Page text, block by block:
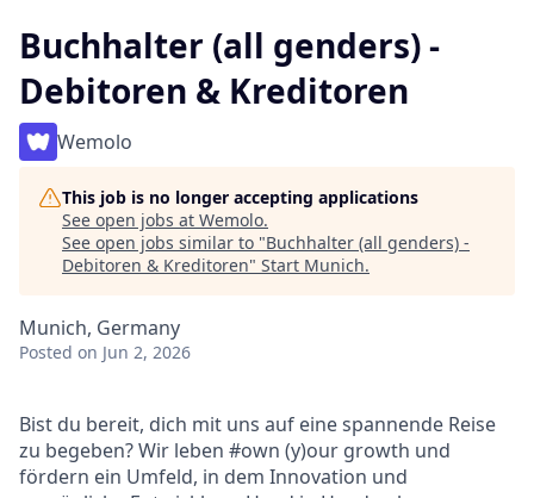
Buchhalter (all genders) -
Debitoren & Kreditoren
Wemolo
This job is no longer accepting applications
See open jobs at Wemolo.
See open jobs similar to "Buchhalter (all genders) -
Debitoren & Kreditoren" Start Munich.
Munich, Germany
Posted on Jun 2, 2026
Bist du bereit, dich mit uns auf eine spannende Reise
zu begeben? Wir leben #own (y)our growth und
fördern ein Umfeld, in dem Innovation und